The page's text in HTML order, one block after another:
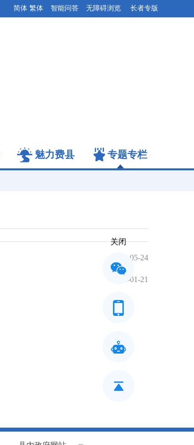
智能问答 无障碍浏览 长者专版
简体 繁体
魅力费县 专题专栏
2025-05-24
2022-01-21
关闭